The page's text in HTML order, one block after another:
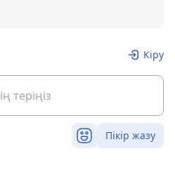
Кіру
Пікір жазу